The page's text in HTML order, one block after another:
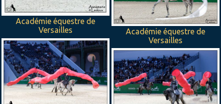
Académie équestre de
Versailles
Académie équestre de
Versailles